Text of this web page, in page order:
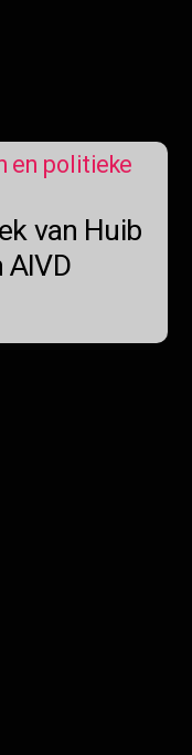
en politieke
van Huib